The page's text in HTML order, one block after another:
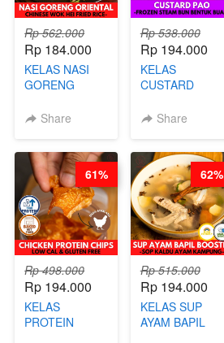
Rp 562.000
Rp 184.000
KELAS NASI
GORENG
CHINESE WOK
CHEF
STEPHANIE
Share
Rp 538.000
Rp 194.000
KELAS
CUSTARD
STEAM BUN
CHEF DITA
Share
Rp 498.000
Rp 194.000
KELAS
PROTEIN
61%
Rp 515.000
Rp 194.000
KELAS SUP
AYAM BAPIL
62%